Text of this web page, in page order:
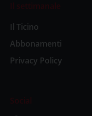
Il settimanale
Il Ticino
Abbonamenti
Privacy Policy
Social